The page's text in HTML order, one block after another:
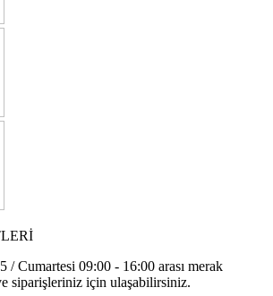
/ Cumartesi 09:00 - 16:00 arası merak
siparişleriniz için ulaşabilirsiniz.